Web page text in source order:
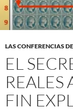
LAS CONFERENCIAS
EL
REALES
FIN